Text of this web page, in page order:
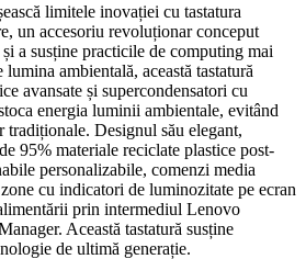
limitele inovației cu tastatura
un accesoriu revoluționar conceput
a susține practicile de computing mai
ambientală, această tastatură
avansate și supercondensatori cu
energia luminii ambientale, evitând
tradiționale. Designul său elegant,
95% materiale reciclate plastice post-
personalizabile, comenzi media
cu indicatori de luminozitate pe ecran
prin intermediul Lenovo
Această tastatură susține
de ultimă generație.